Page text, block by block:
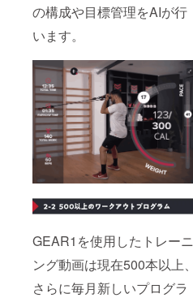
の構成や目標管理をAIが行
います。
GEAR1を使用したトレーニ
ング動画は現在500本以上、
さらに毎月新しいプログラ